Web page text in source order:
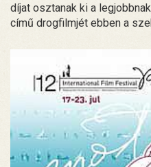
díjat osztanak ki a
című drogfilmjét ebben a